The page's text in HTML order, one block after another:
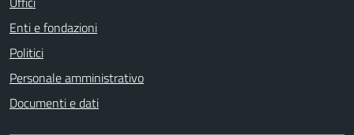
Enti e fondazioni
Politici
Personale amministrativo
Documenti e dati